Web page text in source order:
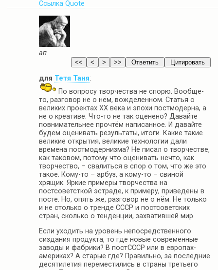
Ссылка Quote
ап
для Тетя Таня:
По вопросу творчества не спорю. Вообще-
то, разговор не о нём, вожделенном. Статья о
великих проектах ХХ века и эпохи постмодерна, а
не о креативе. Что-то не так оценено? Давайте
повнимательнее прочтём написанное. И давайте
будем оценивать результаты, итоги. Какие такие
великие открытия, великие технологии дали
времена постмодернизма? Не писал о творчестве,
как таковом, потому что оценивать нечто, как
творчество, – свалиться в спор о том, что же это
такое. Кому-то – арбуз, а кому-то – свиной
хрящик. Яркие примеры творчества на
постсоветсткой эстраде, к примеру, приведены в
посте. Но, опять же, разговор не о нём. Не только
и не столько о тренде СССР и постсоветских
стран, сколько о тенденции, захватившей мир.
Если уходить на уровень непосредственного
сиздания продукта, то где новые современные
заводы и фабрики? В постСССР или в европах-
америках? А старые где? Правильно, за последние
десятилетия переместились в страны третьего